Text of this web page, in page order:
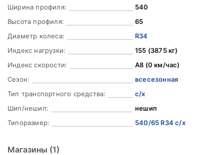
Ширина профиля:
540
Высота профиля:
65
Диаметр колеса:
R34
Индекс нагрузки:
155 (3875 кг)
Индекс скорости:
A8 (0 км/час)
Сезон:
всесезонная
Тип транспортного средства:
с/х
Шип/нешип:
нешип
Типоразмер:
540/65 R34 с/х
Магазины (1)